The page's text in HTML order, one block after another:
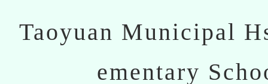
Taoyuan Municipal
ementary